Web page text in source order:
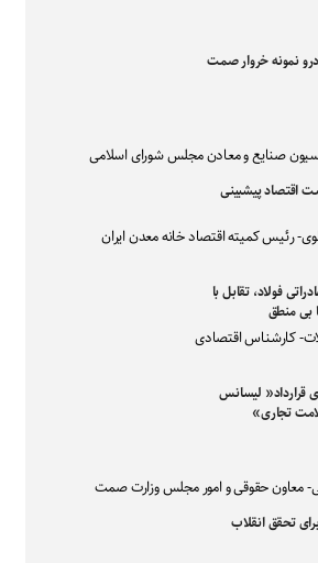
نمونه خروار صمت
صنایع و معادن مجلس شورای اسلامی
اقتصاد پیشبینی
رئیس کمیته اقتصاد خانه معدن ایران
فولاد، تقابل با
بی منطق
کارشناس اقتصادی
قرارداد« لیسانس
تجاری»
معاون حقوقی و امور مجلس وزارت صمت
تحقق انقلاب